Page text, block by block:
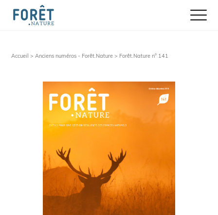
Ouvrir le
Accueil > Anciens numéros - Forêt.Nature > Forêt.Nature n° 141